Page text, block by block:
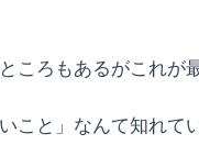
ころもあるがこれが
こと」なんて知れて